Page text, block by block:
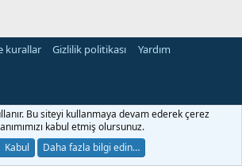
kurallar Gizlilik politikası
Yardım
Bu siteyi kullanmaya devam ederek çerez
kabul etmiş olursunuz.
Kabul
Daha fazla bilgi edin…